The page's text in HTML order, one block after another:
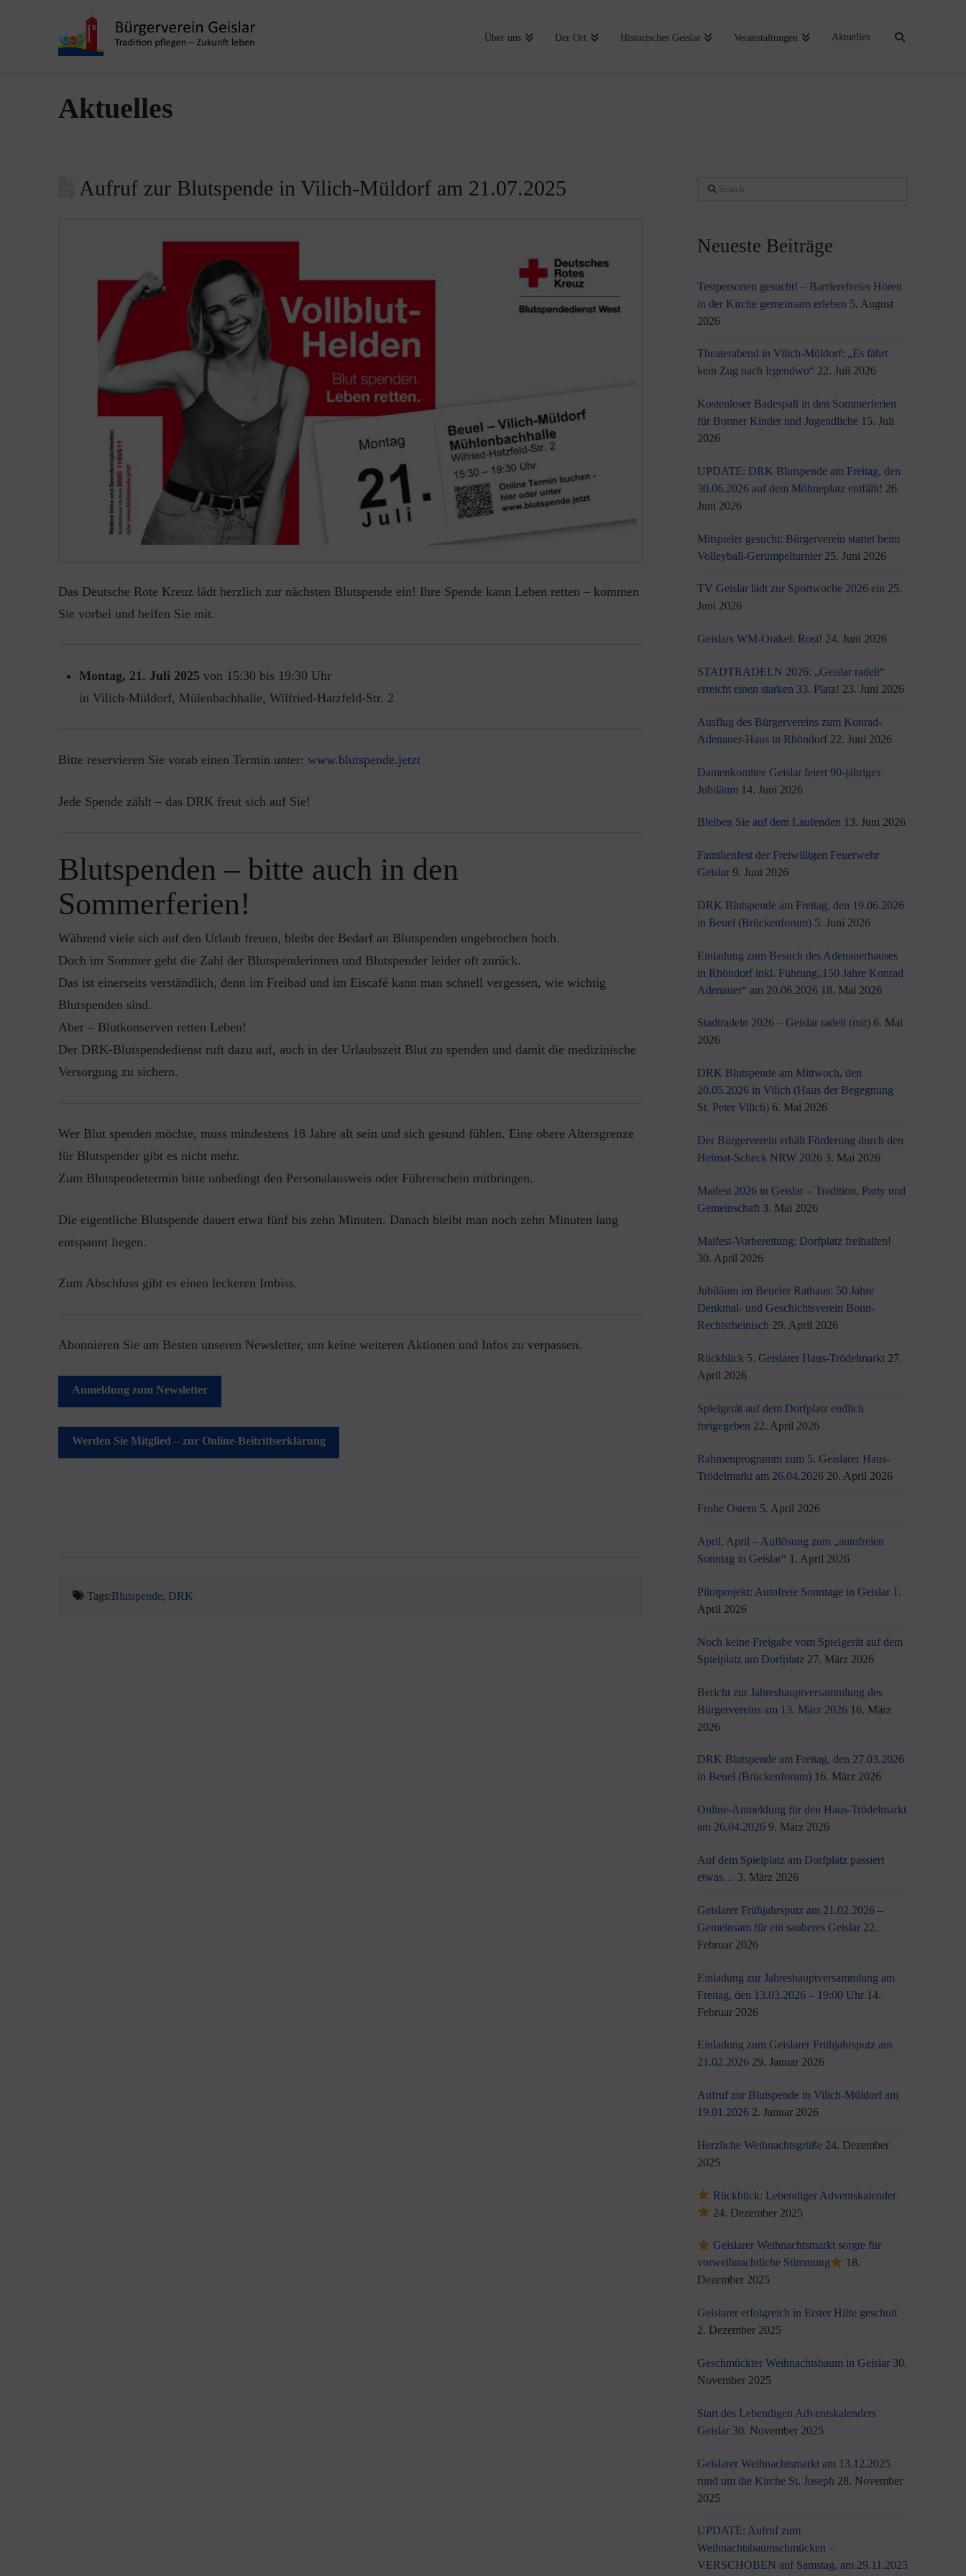
Über uns Der Ort Historisches Geislar Veranstaltungen Aktuelles
Aktuelles
Aufruf zur Blutspende in Vilich-Müldorf am 21.07.2025
Das Deutsche Rote Kreuz lädt herzlich zur nächsten Blutspende ein! Ihre Spende kann Leben retten – kommen
Sie vorbei und helfen Sie mit.
Montag, 21. Juli 2025 von 15:30 bis 19:30 Uhr
in Vilich-Müldorf, Mülenbachhalle, Wilfried-Hatzfeld-Str. 2
Bitte reservieren Sie vorab einen Termin unter: www.blutspende.jetzt
Jede Spende zählt – das DRK freut sich auf Sie!
Blutspenden – bitte auch in den
Sommerferien!
Während viele sich auf den Urlaub freuen, bleibt der Bedarf an Blutspenden ungebrochen hoch.
Doch im Sommer geht die Zahl der Blutspenderinnen und Blutspender leider oft zurück.
Das ist einerseits verständlich, denn im Freibad und im Eiscafé kann man schnell vergessen, wie wichtig
Blutspenden sind.
Aber – Blutkonserven retten Leben!
Der DRK-Blutspendedienst ruft dazu auf, auch in der Urlaubszeit Blut zu spenden und damit die medizinische
Versorgung zu sichern.
Wer Blut spenden möchte, muss mindestens 18 Jahre alt sein und sich gesund fühlen. Eine obere Altersgrenze
für Blutspender gibt es nicht mehr.
Zum Blutspendetermin bitte unbedingt den Personalausweis oder Führerschein mitbringen.
Die eigentliche Blutspende dauert etwa fünf bis zehn Minuten. Danach bleibt man noch zehn Minuten lang
entspannt liegen.
Zum Abschluss gibt es einen leckeren Imbiss.
Abonnieren Sie am Besten unseren Newsletter, um keine weiteren Aktionen und Infos zu verpassen.
Anmeldung zum Newsletter
Werden Sie Mitglied – zur Online-Beitrittserklärung
Tags:Blutspende, DRK
Search
Neueste Beiträge
Testpersonen gesucht! – Barrierefreies Hören
in der Kirche gemeinsam erleben 5. August
2026
Theaterabend in Vilich-Müldorf: „Es fährt
kein Zug nach Irgendwo“ 22. Juli 2026
Kostenloser Badespaß in den Sommerferien
für Bonner Kinder und Jugendliche 15. Juli
2026
UPDATE: DRK Blutspende am Freitag, den
30.06.2026 auf dem Möhneplatz entfällt! 26.
Juni 2026
Mitspieler gesucht: Bürgerverein startet beim
Volleyball-Gerümpelturnier 25. Juni 2026
TV Geislar lädt zur Sportwoche 2026 ein 25.
Juni 2026
Geislars WM-Orakel: Rosi! 24. Juni 2026
STADTRADELN 2026: „Geislar radelt“
erreicht einen starken 33. Platz! 23. Juni 2026
Ausflug des Bürgervereins zum Konrad-
Adenauer-Haus in Rhöndorf 22. Juni 2026
Damenkomitee Geislar feiert 90-jähriges
Jubiläum 14. Juni 2026
Bleiben Sie auf dem Laufenden 13. Juni 2026
Familienfest der Freiwilligen Feuerwehr
Geislar 9. Juni 2026
DRK Blutspende am Freitag, den 19.06.2026
in Beuel (Brückenforum) 5. Juni 2026
Einladung zum Besuch des Adenauerhauses
in Rhöndorf inkl. Führung„150 Jahre Konrad
Adenauer“ am 20.06.2026 18. Mai 2026
Stadtradeln 2026 – Geislar radelt (mit) 6. Mai
2026
DRK Blutspende am Mittwoch, den
20.05.2026 in Vilich (Haus der Begegnung
St. Peter Vilich) 6. Mai 2026
Der Bürgerverein erhält Förderung durch den
Heimat-Scheck NRW 2026 3. Mai 2026
Maifest 2026 in Geislar – Tradition, Party und
Gemeinschaft 3. Mai 2026
Maifest-Vorbereitung: Dorfplatz freihalten!
30. April 2026
Jubiläum im Beueler Rathaus: 50 Jahre
Denkmal- und Geschichtsverein Bonn-
Rechtsrheinisch 29. April 2026
Rückblick 5. Geislarer Haus-Trödelmarkt 27.
April 2026
Spielgerät auf dem Dorfplatz endlich
freigegeben 22. April 2026
Rahmenprogramm zum 5. Geislarer Haus-
Trödelmarkt am 26.04.2026 20. April 2026
Frohe Ostern 5. April 2026
April, April – Auflösung zum „autofreien
Sonntag in Geislar“ 1. April 2026
Pilotprojekt: Autofreie Sonntage in Geislar 1.
April 2026
Noch keine Freigabe vom Spielgerät auf dem
Spielplatz am Dorfplatz 27. März 2026
Bericht zur Jahreshauptversammlung des
Bürgervereins am 13. März 2026 16. März
2026
DRK Blutspende am Freitag, den 27.03.2026
in Beuel (Brückenforum) 16. März 2026
Online-Anmeldung für den Haus-Trödelmarkt
am 26.04.2026 9. März 2026
Auf dem Spielplatz am Dorfplatz passiert
etwas… 3. März 2026
Geislarer Frühjahrsputz am 21.02.2026 –
Gemeinsam für ein sauberes Geislar 22.
Februar 2026
Einladung zur Jahreshauptversammlung am
Freitag, den 13.03.2026 – 19:00 Uhr 14.
Februar 2026
Einladung zum Geislarer Frühjahrsputz am
21.02.2026 29. Januar 2026
Aufruf zur Blutspende in Vilich-Müldorf am
19.01.2026 2. Januar 2026
Herzliche Weihnachtsgrüße 24. Dezember
2025
Rückblick: Lebendiger Adventskalender
24. Dezember 2025
Geislarer Weihnachtsmarkt sorgte für
vorweihnachtliche Stimmung
18.
Dezember 2025
Geislarer erfolgreich in Erster Hilfe geschult
2. Dezember 2025
Geschmückter Weihnachtsbaum in Geislar 30.
November 2025
Start des Lebendigen Adventskalenders
Geislar 30. November 2025
Geislarer Weihnachtsmarkt am 13.12.2025
rund um die Kirche St. Joseph 28. November
2025
UPDATE: Aufruf zum
Weihnachtsbaumschmücken –
VERSCHOBEN auf Samstag, am 29.11.2025